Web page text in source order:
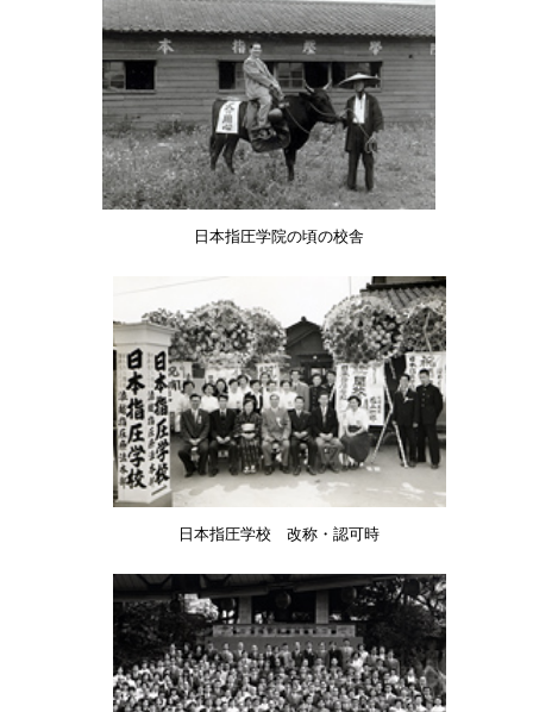
日本指圧学院の頃の校舎
日本指圧学校 改称・認可時